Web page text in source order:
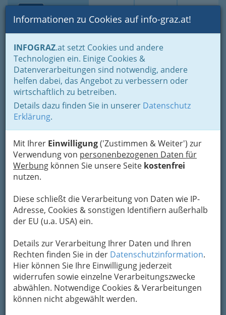
Suche Login Toggle
Informationen zu Cookies auf info-graz.at!
INFOGRAZ.at setzt Cookies und andere
Technologien ein. Einige Cookies &
Datenverarbeitungen sind notwendig, andere
helfen dabei, das Angebot zu verbessern oder
wirtschaftlich zu betreiben.
Details dazu finden Sie in unserer Datenschutz
Erklärung.
Mit Ihrer Einwilligung('Zustimmen & Weiter') zur
Verwendung von personenbezogenen Daten für
Werbung können Sie unsere Seite kostenfrei
nutzen.
Diese schließt die Verarbeitung von Daten wie IP-
Adresse, Cookies & sonstigen Identifiern außerhalb
der EU (u.a. USA) ein.
Details zur Verarbeitung Ihrer Daten und Ihren
Rechten finden Sie in der Datenschutzinformation.
Hier können Sie Ihre Einwilligung jederzeit
widerrufen sowie einzelne Verarbeitungszwecke
abwählen. Notwendige Cookies & Verarbeitungen
können nicht abgewählt werden.
Home Lifestyle Feste feiern
Feste im Jahreszyklus
Halloween
Die schaurigsten
Horrorspiele für Halloween
2020
Jahr wird es wohl nichts mit " Süßes oder
Saures". Vielleicht verbringen Sie aber sowieso
Ihre Zeit lieber mit Videospielen oder wollen
diesen eine Chance geben.